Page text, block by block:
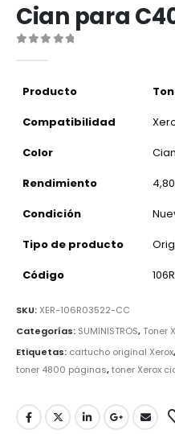
Cian para
Producto
Compatibilidad
Color
Cian
Rendimiento
Condición
Tipo de producto
Código
SKU:XER-106R03522-CC
Categorías: SUMINISTROS,Toner
Etiquetas: cartucho original Xerox,
toner 4800 páginas,toner Xerox